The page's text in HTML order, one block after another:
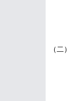
（二）